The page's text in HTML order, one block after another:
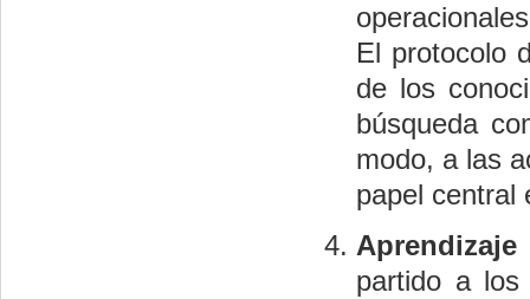
El protocolo
de los
búsqueda
modo, a las
papel central
partido a